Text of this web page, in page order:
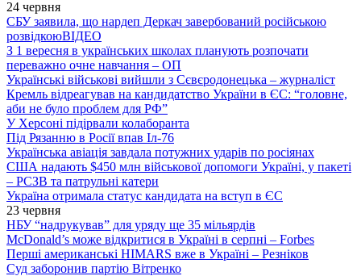
24 червня
СБУ заявила, що нардеп Деркач завербований російською
розвідкоюВІДЕО
З 1 вересня в українських школах планують розпочати
переважно очне навчання – ОП
Українські військові вийшли з Сєвєродонецька – журналіст
Кремль відреагував на кандидатство України в ЄС: “головне,
аби не було проблем для РФ”
У Херсоні підірвали колаборанта
Під Рязанню в Росії впав Іл-76
Українська авіація завдала потужних ударів по росіянах
США надають $450 млн військової допомоги Україні, у пакеті
– РСЗВ та патрульні катери
Україна отримала статус кандидата на вступ в ЄС
23 червня
НБУ “надрукував” для уряду ще 35 мільярдів
McDonald’s може відкритися в Україні в серпні – Forbes
Перші американські HIMARS вже в Україні – Резніков
Суд заборонив партію Вітренко